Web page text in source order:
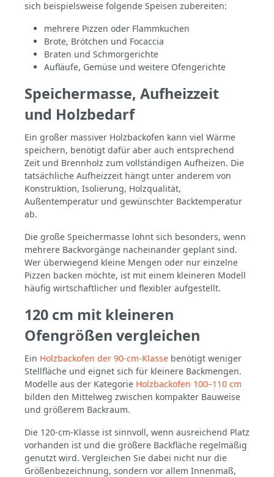
x 81 cm Gewichtca. 800 kg Türmaß40 x 33
Leistungbis zu 120 Pizzen pro Stunde
Brotkapazitätca. 12 kg Teig
Holzverbrauchca. 8 kg/h Materialfeuerfeste
Steine IsolierungSteinwolle
KaminEdelstahl, Ø 14 cm Fazit Der Firenze
maximale Kapazität benötigen. Er bietet
große Backfläche, stabile Temperaturen
und eine robuste Bauweise – ideal für
sich beispielsweise folgende Speisen zubereiten:
mehrere Pizzen oder Flammkuchen
Brote, Brötchen und Focaccia
Braten und Schmorgerichte
Aufläufe, Gemüse und weitere Ofengerichte
Speichermasse, Aufheizzeit
und Holzbedarf
Ein großer massiver Holzbackofen kann viel Wärme
speichern, benötigt dafür aber auch entsprechend
Zeit und Brennholz zum vollständigen Aufheizen. Die
tatsächliche Aufheizzeit hängt unter anderem von
Konstruktion, Isolierung, Holzqualität,
Außentemperatur und gewünschter Backtemperatur
ab.
Die große Speichermasse lohnt sich besonders, wenn
mehrere Backvorgänge nacheinander geplant sind.
Wer überwiegend kleine Mengen oder nur einzelne
Pizzen backen möchte, ist mit einem kleineren Modell
häufig wirtschaftlicher und flexibler aufgestellt.
120 cm mit kleineren
Ofengrößen vergleichen
Ein Holzbackofen der 90-cm-Klasse benötigt weniger
Stellfläche und eignet sich für kleinere Backmengen.
Modelle aus der Kategorie Holzbackofen 100–110 cm
bilden den Mittelweg zwischen kompakter Bauweise
und größerem Backraum.
Die 120-cm-Klasse ist sinnvoll, wenn ausreichend Platz
vorhanden ist und die größere Backfläche regelmäßig
genutzt wird. Vergleichen Sie dabei nicht nur die
Größenbezeichnung, sondern vor allem Innenmaß,